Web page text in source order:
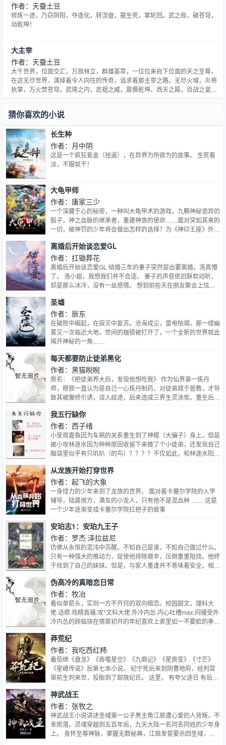
作者：天蚕土豆
修炼一途，乃窃阴阳，夺造化，转涅盘，握生死，掌轮回。武之极，破苍穹，
动乾坤！
大主宰
作者：天蚕土豆
大千世界，位面交汇，万族林立，群雄荟萃，一位位来自下位面的天之至尊，
在这无尽世界，演绎着令人向往的传奇，追求着那主宰之路。无尽火域，炎帝
执掌，万火焚苍穹。武境之内，武祖之威，震慑乾坤。西天之殿，百战之皇，
界，万道争锋，吾为大主宰。…
猜你喜欢的小说
长生种
作者：月中阴
这是一个疯狂氪金（挂逼），在异界为所欲为的故事。 生死看
淡，不服就干！
大龟甲师
作者：唐家三少
一个深藏于心的秘密，一种叫大龟甲术的游戏，九颗神秘诡异的
骰子，神之血脉的继承者，重建神族的使命……面对突如其来的
一切，被神罚的少年将会做出怎样的选择？为《神印王座》外
人”的死灵圣法神伊莱克斯吗？他当年不惜一切要追寻的大龟甲
术终于到来了！哪怕是在《斗罗大陆Ⅱ绝世唐门》中他临死之前
也念念不忘的神之能力也即将为大家展现。大龟甲术面前，就算
是神，也避不开它的作用！一个身怀绝技的少年，没能通过遴选
走上修真者之路，就在他调整好心态，接受这一事实的时候，几
神族的使命，少年的人生由此改变。
离婚后开始谈恋爱GL
作者：扛锄葬花
离婚后开始谈恋爱GL 结婚三年的妻子突然提出要离婚，洛真懵
了。 洛小姐，我想我们并不合适。 妻子的声音依旧酥软动听，
却是那么冰冷，没有一丝感情。 想到前些天在朋友聚会上炫耀
巧体贴，温柔贤淑，和我是天造地设的一对，我才舍不得带出来
给你们看。 洛小姐，如果你不愿意离婚的话，我也会向法院申
请分居。 离婚协议书摆在面前，耳边又响起妻子的催促。 外人
眼里冷心冷情的洛真，这一刻心也不可抑制的疼了疼 离就离。
没有为什么，也没有任何纠缠。 三年婚姻，就这样莫名其妙走
今已经成了酒吧里的卖酒小姐。 当年坚决要离婚的前妻，看来
过的并不怎么样。 洛真冷笑着将人推进角落，美艳勾人的脸上
眼神阴寒 当初要走，一分钱都不肯拿，结果是来酒吧卖脸了？
木讷沉闷的前妻，性格和以前一样，一句话就被说的面脸绯红，
沉默不语。 直到洛真的唇快要落下，她才偏过头，软着声拒
绝。 洛小姐，请你放尊重点，如果你是担心我现在的身份让洛
氏蒙羞，你放心，我从来没有和任何人公开过我们的关系。 五
年不见，翅膀是越来越硬了。 洛真被气的心口发堵，片刻后才
将前妻从怀里松开，诱哄般的开了口 当初，为什么要离婚？ 排
雷： *【有生子、狗血风】请勿在生子文里找科学，带球跑的狗
血文，小包子超乖超可爱 *【雷生子，雷狗血的读者慎入】有少
数读者连第一章 都没看就直接因为文名或文案打负分/留带脏字
的留言，不想再出现这种情况啦
圣墟
作者：辰东
在破败中崛起，在寂灭中复苏。沧海成尘，雷电枯竭，那一缕幽
雾又一次临近大地，世间的枷锁被打开了，一个全新的世界就此
揭开神秘的一角……
每天都要防止徒弟黑化
作者：黑猫睨睨
原名：《把徒弟养大后，发现他想吃我》 作为仙界第一炼丹
师，穆辰一直认为是自己一心炼丹制药，对徒弟疏于管教，才导
致其被魔修引诱，误入歧途，后来造成三界生灵涂炭。重生后，
身携带、言传身教、不让他长歪。 徒儿果然越来越“贴心”，每天
都要爬床蹭胸抱大腿，只不过眼神不太对…… 喵的话：非正统
修真文，主受，双洁互宠1V1，苏、爽、甜、宠、萌~ 主角光环
闪亮亮，能接受的咱们约约约~~(づ￣3￣)づ 内容标签：仙侠修
真 重生 甜文 情有独钟 搜索关键字：主角：穆辰 ┃ 配角：顾云
我五行缺你
作者：西子绪
小受周嘉鱼因为车祸的关系重生到了神棍（大骗子）身上，但是
被小攻林逐水因为种种原因收留下来做了个小徒弟，还发现自己
脑袋里似乎有只叽叭（的鸟）？？？？不仅如此，和林逐水阳气
鼠”的奶酪，实在是阴的不能再阴啊。
从龙族开始打穿世界
作者：起飞的大象
一身怪力的少年来到了龙族的世界。 面对着卡塞尔学院的入学
辅导，陆晨很方，满车的小龙人，只有他不是混血种 …… 这是
一个少年逐渐变成卡塞尔学院扛把子的故事
安珀志1：安珀九王子
作者：罗杰·泽拉兹尼
仿佛从永恒的混沌中苏醒。不知自己是谁，不知自己做过什么。
只有一种强大的推动力，促使他排除艰辛，压倒重重阻挠。他终
于找到了自己的妹妹。但是，与家人重逢并不意味着安全。相
置他于死地的仇敌。陷入阴谋，却完全没有头绪，他只能凭借自
己的本能与顽强，在黑暗中一步步摸索前进，进入一个千奇百
怪、无可理喻的世界。安珀的世界。而他，科温，正是安珀的王
子。他的人生，将在王位的争夺战中拉开序幕。
伪高冷的真暗恋日常
作者：牧冶
看似单箭头，实则一方不开窍的双向暗恋。校园甜文。理科大
佬.话痨.戏精真骚.攻*文科大佬.外冷内怂.内心吐槽max.闷骚受外
冷内怂的顾临玦在情窦初开的年纪喜欢上表里如一不要脸的季
己贴上好兄弟的标签。顾临玦觉得…这个情况有点不对劲。怎么
两个人越来越往社会主义兄弟情方向走了？约自习，季浔：好同
桌！请客，季浔：好老弟！搂搂抱抱，季浔：好兄弟！顾临玦：
…是他足够傻？还是我不够明显……
莽荒纪
作者：我吃西红柿
番茄继《盘龙》《吞噬星空》《九鼎记》《星辰变》《寸芒》
《星峰传说》后第七本小说。 纪宁死后来到阴曹地府，经判官
审前生判来世，投胎到了部族纪氏。 这里， 有夸父逐日 有后羿
者 纪宁也成为了一名修仙者，开始了他的修仙之路
神武战王
作者：张牧之
神武战王小说讲述圣域第一公子男主角江辰遭心爱的人背叛，不
幸陨落。灵魂穿越到五百年后，九天大陆一名同名同姓的少年身
上。 身怀至尊神脉，掌握无数秘典，江辰发誓要杀回圣域，手